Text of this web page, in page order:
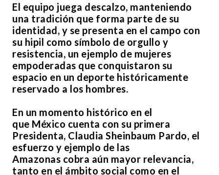
El equipo juega descalzo, manteniendo
una tradición que forma parte de su
identidad, y se presenta en el campo con
su hipil como símbolo de orgullo y
resistencia, un ejemplo de mujeres
empoderadas que conquistaron su
espacio en un deporte históricamente
reservado a los hombres.
En un momento histórico en el
que México cuenta con su primera
Presidenta, Claudia Sheinbaum Pardo, el
esfuerzo y ejemplo de las
Amazonas cobra aún mayor relevancia,
tanto en el ámbito social como en el